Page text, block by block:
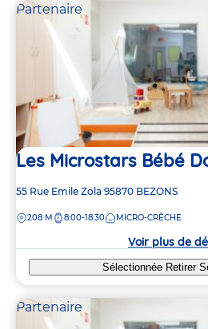
Partenaire
Les Microstars Bébé
Adresse
la
55 Rue Emile Zola 95870 BEZONS
DISTANCE
208 M 8:00-18:30 MICRO-CRÈCHE
Voir plus de
Sélectionnée Retirer
Partenaire